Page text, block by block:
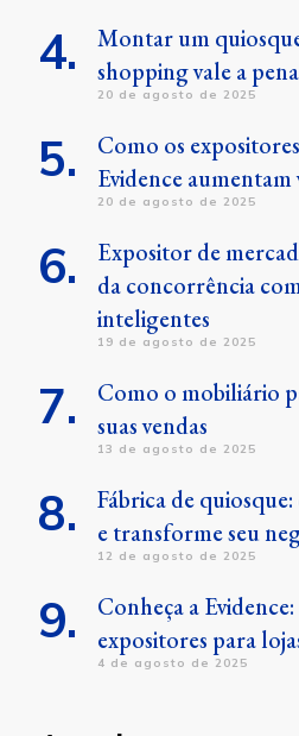
Montar um
shopping vale a
20 de agosto de 2025
Como os
Evidence aumentam
20 de agosto de 2025
Expositor de
da concorrência
inteligentes
19 de agosto de 2025
Como o mobiliário
suas vendas
13 de agosto de 2025
Fábrica de
e transforme seu
12 de agosto de 2025
Conheça a
expositores para
4 de agosto de 2025